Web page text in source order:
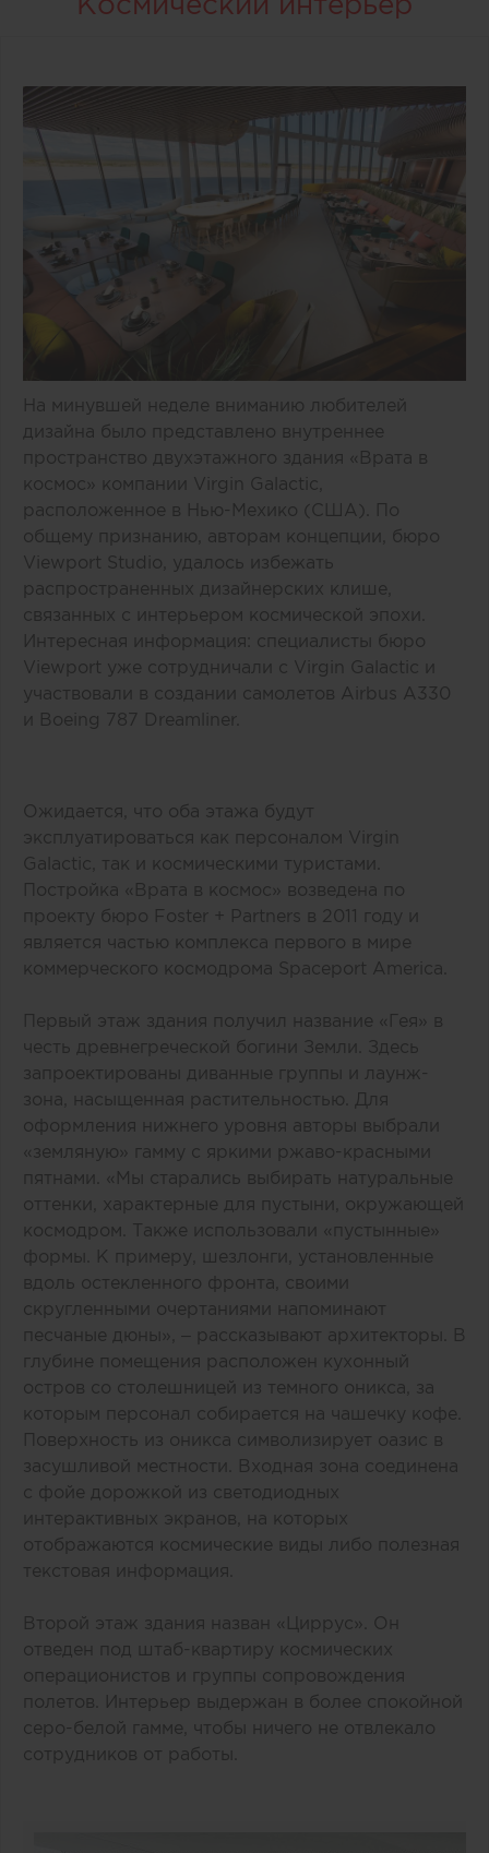
На минувшей неделе вниманию любителей
дизайна было представлено внутреннее
пространство двухэтажного здания «Врата в
космос» компании Virgin Galactic,
расположенное в Нью-Мехико (США). По
общему признанию, авторам концепции, бюро
Viewport Studio, удалось избежать
распространенных дизайнерских клише,
связанных с интерьером космической эпохи.
Интересная информация: специалисты бюро
Viewport уже сотрудничали с Virgin Galactic и
участвовали в создании самолетов Airbus A330
и Boeing 787 Dreamliner.
Ожидается, что оба этажа будут
эксплуатироваться как персоналом Virgin
Galactic, так и космическими туристами.
Постройка «Врата в космос» возведена по
проекту бюро Foster + Partners в 2011 году и
является частью комплекса первого в мире
коммерческого космодрома Spaceport America.
Первый этаж здания получил название «Гея» в
честь древнегреческой богини Земли. Здесь
запроектированы диванные группы и лаунж-
зона, насыщенная растительностью. Для
оформления нижнего уровня авторы выбрали
«земляную» гамму с яркими ржаво-красными
пятнами. «Мы старались выбирать натуральные
оттенки, характерные для пустыни, окружающей
космодром. Также использовали «пустынные»
формы. К примеру, шезлонги, установленные
вдоль остекленного фронта, своими
скругленными очертаниями напоминают
песчаные дюны», – рассказывают архитекторы. В
глубине помещения расположен кухонный
остров со столешницей из темного оникса, за
которым персонал собирается на чашечку кофе.
Поверхность из оникса символизирует оазис в
засушливой местности. Входная зона соединена
с фойе дорожкой из светодиодных
интерактивных экранов, на которых
отображаются космические виды либо полезная
текстовая информация.
Второй этаж здания назван «Циррус». Он
отведен под штаб-квартиру космических
операционистов и группы сопровождения
полетов. Интерьер выдержан в более спокойной
серо-белой гамме, чтобы ничего не отвлекало
сотрудников от работы.